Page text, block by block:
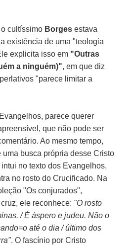
cultíssimo Borges estava
existência de uma "teologia
explicita isso em "Outras
a ninguém)", em que diz
"parece limitar a
parece querer
que não pode ser
Ao mesmo tempo,
busca própria desse Cristo
no texto dos Evangelhos,
no rosto do Crucificado. Na
"Os conjurados",
ele reconhece: "O rosto
/ É áspero e judeu. Não o
até o dia / último dos
. O fascínio por Cristo